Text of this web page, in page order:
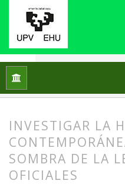
Inicio
INVESTIGAR LA
SOMBRA DE LA
OFICIALES